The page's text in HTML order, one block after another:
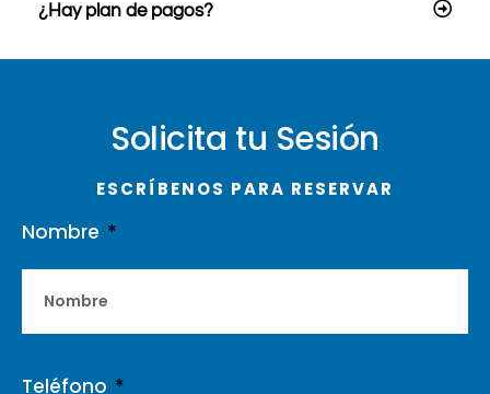
¿Hay plan de pagos?
Solicita tu Sesión
ESCRÍBENOS PARA RESERVAR
Nombre
Teléfono